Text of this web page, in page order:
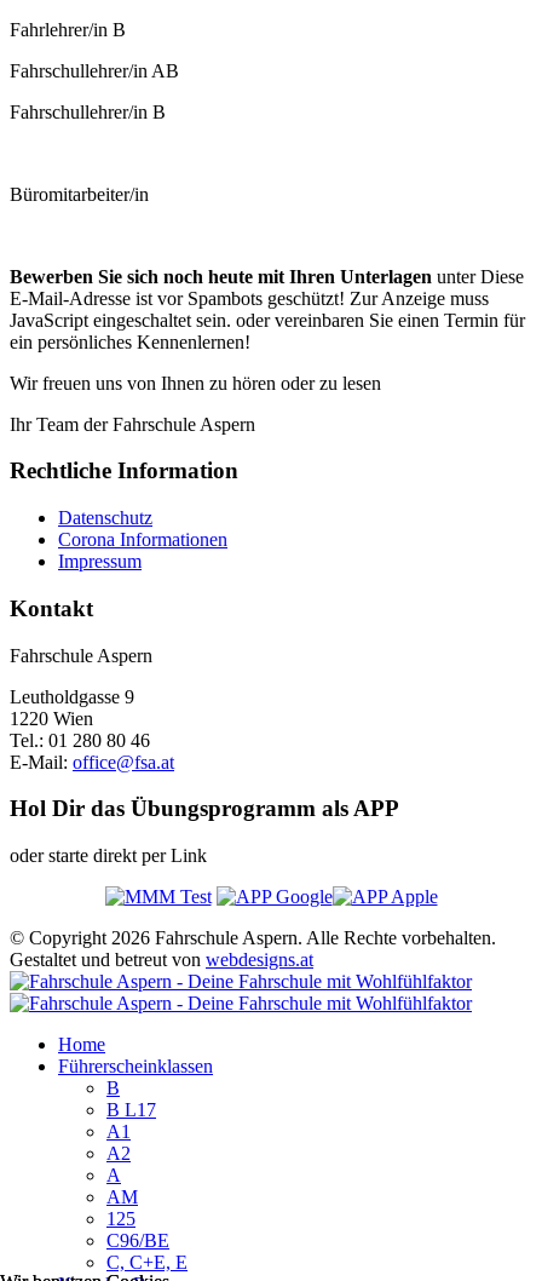
Fahrlehrer/in B
Fahrschullehrer/in AB
Fahrschullehrer/in B
Büromitarbeiter/in
Bewerben Sie sich noch heute mit Ihren Unterlagen unterDiese
E-Mail-Adresse ist vor Spambots geschützt! Zur Anzeige muss
JavaScript eingeschaltet sein. oder vereinbaren Sie einen Termin für
ein persönliches Kennenlernen!
Wir freuen uns von Ihnen zu hören oder zu lesen
Ihr Team der Fahrschule Aspern
Rechtliche Information
Datenschutz
Corona Informationen
Impressum
Kontakt
Fahrschule Aspern
Leutholdgasse 9
1220 Wien
Tel.: 01 280 80 46
E-Mail: office@fsa.at
Hol Dir das Übungsprogramm als APP
oder starte direkt per Link
© Copyright 2026 Fahrschule Aspern. Alle Rechte vorbehalten.
Gestaltet und betreut von webdesigns.at
Home
Führerscheinklassen
B
B L17
A1
A2
A
AM
125
C96/BE
C, C+E, E